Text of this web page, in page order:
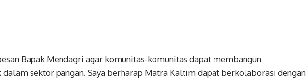
Bapak Mendagri agar komunitas-komunitas dapat membangun
dalam sektor pangan. Saya berharap Matra Kaltim dapat berkolaborasi dengan